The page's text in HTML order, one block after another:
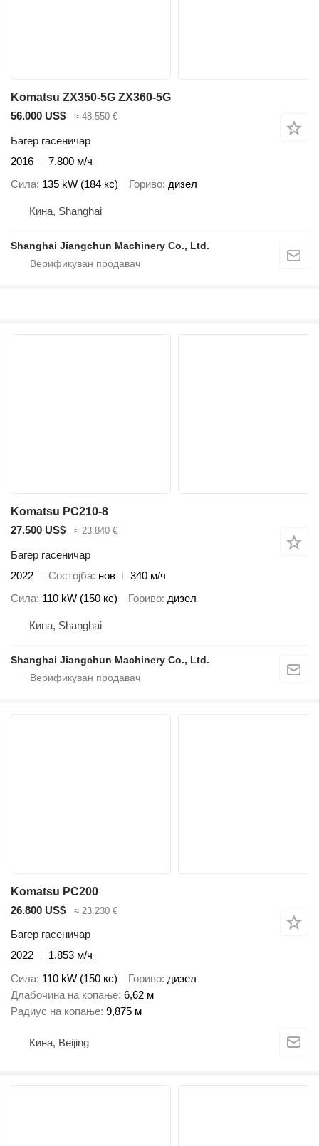
Komatsu ZX350-5G ZX360-5G
56.000 US$
≈ 48.550 €
Багер гасеничар
2016
7.800 м/ч
Сила 135 kW (184 кс) Гориво дизел
Кина, Shanghai
Shanghai Jiangchun Machinery Co., Ltd.
Komatsu PC210-8
27.500 US$
≈ 23.840 €
Багер гасеничар
2022
Состојба нов
340 м/ч
Сила 110 kW (150 кс) Гориво дизел
Кина, Shanghai
Shanghai Jiangchun Machinery Co., Ltd.
Komatsu PC200
26.800 US$
≈ 23.230 €
Багер гасеничар
2022
1.853 м/ч
Сила 110 kW (150 кс) Гориво дизел
Длабочина на копање 6,62 м
Радиус на копање 9,875 м
Кина, Beijing